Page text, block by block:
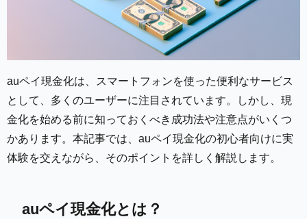
auペイ現金化は、スマートフォンを使った便利なサービス
として、多くのユーザーに注目されています。しかし、現
金化を始める前に知っておくべき成功法や注意点がいくつ
かあります。本記事では、auペイ現金化の初心者向けに実
体験を交えながら、そのポイントを詳しく解説します。
auペイ現金化とは？